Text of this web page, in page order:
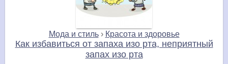
Мода и стиль› Красота и здоровье
Как избавиться от запаха изо рта, неприятный
запах изо рта